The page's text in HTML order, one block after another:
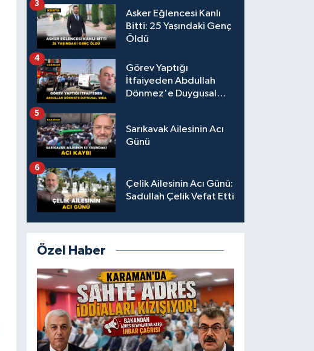
Asker Eğlencesi Kanlı
Bitti: 25 Yaşındaki Genç
Öldü
3
Görev Yaptığı
İtfaiyeden Abdullah
Dönmez'e Duygusal
4
Sarıkavak Ailesinin Acı
Günü
5
Çelik Ailesinin Acı Günü:
Sadullah Çelik Vefat Etti
6
Özel Haber